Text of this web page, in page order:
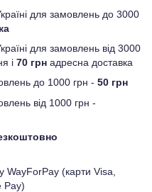
для замовлень до 3000
для замовлень від 3000
і 70 грн адресна доставка
до 1000 грн - 50 грн
від 1000 грн -
(карти Visa,
Pay)